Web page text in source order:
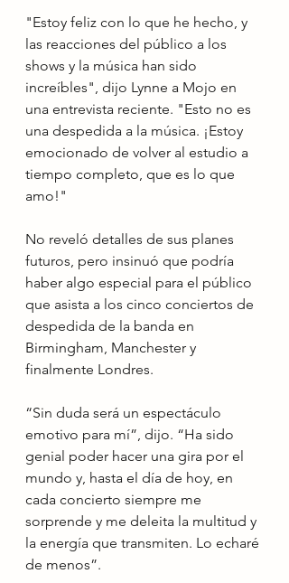
"Estoy feliz con lo que he hecho, y
las reacciones del público a los
shows y la música han sido
increíbles", dijo Lynne a Mojo en
una entrevista reciente. "Esto no es
una despedida a la música. ¡Estoy
emocionado de volver al estudio a
tiempo completo, que es lo que
amo!"
No reveló detalles de sus planes
futuros, pero insinuó que podría
haber algo especial para el público
que asista a los cinco conciertos de
despedida de la banda en
Birmingham, Manchester y
finalmente Londres.
“Sin duda será un espectáculo
emotivo para mí”, dijo. “Ha sido
genial poder hacer una gira por el
mundo y, hasta el día de hoy, en
cada concierto siempre me
sorprende y me deleita la multitud y
la energía que transmiten. Lo echaré
de menos”.